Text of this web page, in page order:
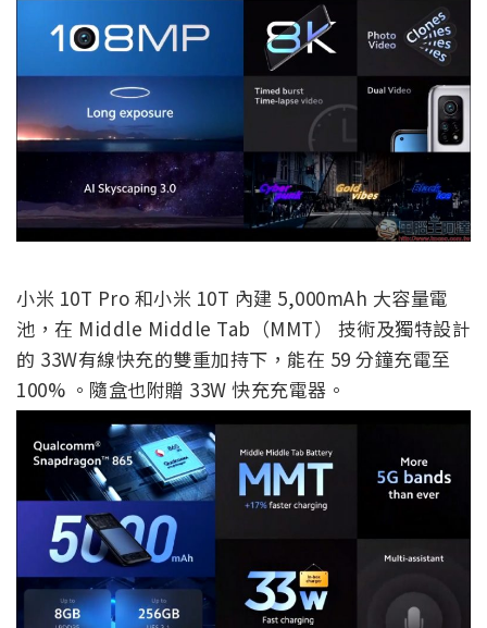
小米 10T Pro 和小米 10T 內建 5,000mAh 大容量電
池，在 Middle Middle Tab（MMT） 技術及獨特設計
的 33W有線快充的雙重加持下，能在 59 分鐘充電至
100% 。隨盒也附贈 33W 快充充電器。